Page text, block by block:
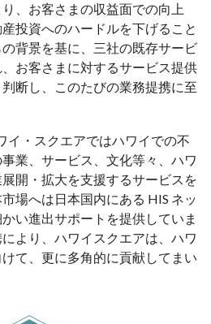
、お客さまの収益面での向上
投資へのハードルを下げること
背景を基に、三社の既存サービ
お客さまに対するサービス提供
断し、このたびの業務提携に至
イ・スクエアではハワイでの不
業、サービス、文化等々、ハワ
開・拡大を支援するサービスを
場へは日本国内にある HIS ネッ
い進出サポートを提供していま
より、ハワイスクエアは、ハワ
て、更に多角的に貢献してまい